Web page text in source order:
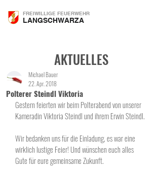
FREIWILLIGE FEUERWEHR
LANGSCHWARZA
AKTUELLES
Polterer Steindl Viktoria
Michael Bauer
22. Apr. 2018
Gestern feierten wir beim Polterabend von unserer
Kameradin Viktoria Steindl und ihrem Erwin Steindl.
Wir bedanken uns für die Einladung, es war eine
wirklich lustige Feier! Und wünschen euch alles
Gute für eure gemeinsame Zukunft.